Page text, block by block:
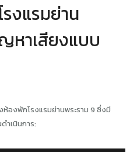
งแรมย่าน
หาเสียงแบบ
ห้องพักโรงแรมย่านพระราม 9 ซึ่งมี
ำเนินการ: